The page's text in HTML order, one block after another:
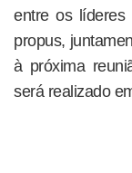
entre os
propus,
à próxima
será realizado